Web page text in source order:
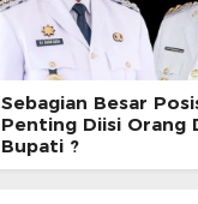
Sebagian Besar
Penting Diisi Orang
Bupati ?